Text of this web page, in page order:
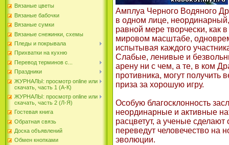
Вязаные цветы
Вязаные бабочки
Вязаные сумки
Вязаные снежинки, схемы
Пледы и покрывала
Прихватки на кухню
Перевод терминов с...
Праздники
ЖУРНАЛЫ: просмотр online или
скачать, часть 1 (А-К)
ЖУРНАЛЫ: просмотр online или
скачать, часть 2 (Л-Я)
Гостевая книга
Обратная связь
Доска объявлений
Обмен кнопками
Амплуа Черного Водяного
в одном лице,
равной мере творчески, как
мировом масштабе,
испытывая каждого
Слабые, ленивые и
арену ни с чем, а те, в ком
противника, могут получить
приза за хорошую игру.
Особую благосклонность
неординарные и активные
расцветут, а ученые сделают
переведут человечество на
эволюции.